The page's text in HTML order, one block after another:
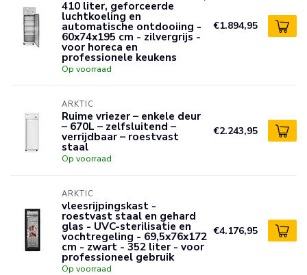
410 liter, geforceerde
luchtkoeling en
automatische ontdooiing -
60x74x195 cm - zilvergrijs -
voor horeca en
professionele keukens
Op voorraad
€1.894,95
ARKTIC
Ruime vriezer – enkele deur
– 670L – zelfsluitend –
verrijdbaar – roestvast
staal
Op voorraad
€2.243,95
ARKTIC
vleesrijpingskast -
roestvast staal en gehard
glas - UVC-sterilisatie en
vochtregeling - 69,5x76x172
cm - zwart - 352 liter - voor
professioneel gebruik
Op voorraad
€4.176,95